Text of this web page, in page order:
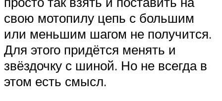
свою мотопилу цепь с большим
или меньшим шагом не получится.
Для этого придётся менять и
звёздочку с шиной. Но не всегда в
этом есть смысл.